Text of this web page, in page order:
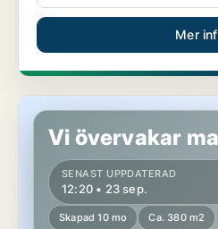
Mer
Butikslokal i Leksand, Insjön
Vi övervakar
SENAST UPPDATERAD
12:20 • 23 sep.
Skapad 10 mo Ca. 380 m2